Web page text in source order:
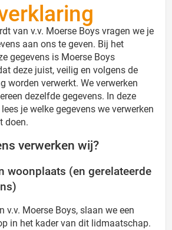
van v.v. Moerse Boys vragen we je
aan ons te geven. Bij het
gegevens is Moerse Boys
deze juist, veilig en volgens de
worden verwerkt. We verwerken
dezelfde gegevens. In deze
je welke gegevens we verwerken
doen.
verwerken wij?
woonplaats (en gerelateerde
v.v. Moerse Boys, slaan we een
in het kader van dit lidmaatschap.